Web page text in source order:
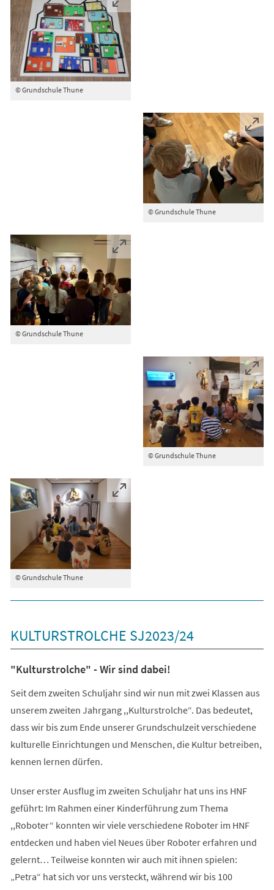
© Grundschule Thune
© Grundschule Thune
© Grundschule Thune
© Grundschule Thune
© Grundschule Thune
KULTURSTROLCHE SJ2023/24
"Kulturstrolche" - Wir sind dabei!
Seit dem zweiten Schuljahr sind wir nun mit zwei Klassen aus
unserem zweiten Jahrgang ,,Kulturstrolche“. Das bedeutet,
dass wir bis zum Ende unserer Grundschulzeit verschiedene
kulturelle Einrichtungen und Menschen, die Kultur betreiben,
kennen lernen dürfen.
Unser erster Ausflug im zweiten Schuljahr hat uns ins HNF
geführt: Im Rahmen einer Kinderführung zum Thema
,,Roboter“ konnten wir viele verschiedene Roboter im HNF
entdecken und haben viel Neues über Roboter erfahren und
gelernt… Teilweise konnten wir auch mit ihnen spielen:
„Petra“ hat sich vor uns versteckt, während wir bis 100